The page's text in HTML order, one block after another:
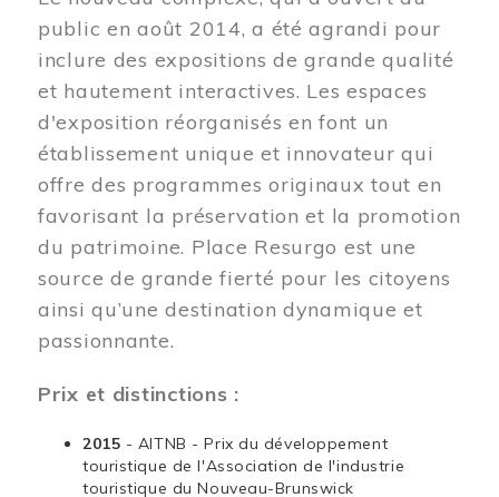
public en août 2014, a été agrandi pour
inclure des expositions de grande qualité
et hautement interactives. Les espaces
d'exposition réorganisés en font un
établissement unique et innovateur qui
offre des programmes originaux tout en
favorisant la préservation et la promotion
du patrimoine. Place Resurgo est une
source de grande fierté pour les citoyens
ainsi qu’une destination dynamique et
passionnante.
Prix et distinctions :
2015 - AITNB - Prix du développement
touristique de l'Association de l'industrie
touristique du Nouveau-Brunswick